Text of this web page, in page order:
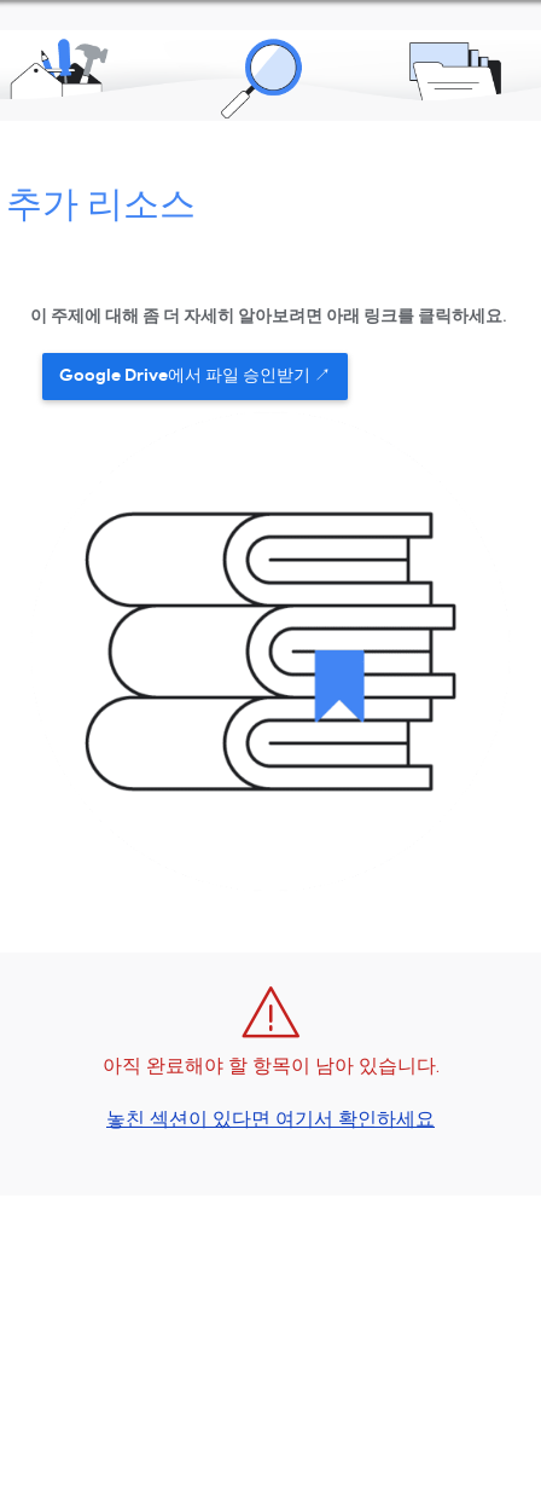
추가 리소스
이 주제에 대해 좀 더 자세히 알아보려면 아래 링크를 클릭하세요.
Google Drive에서 파일 승인받기 ↗
아직 완료해야 할 항목이 남아 있습니다.
놓친 섹션이 있다면 여기서 확인하세요